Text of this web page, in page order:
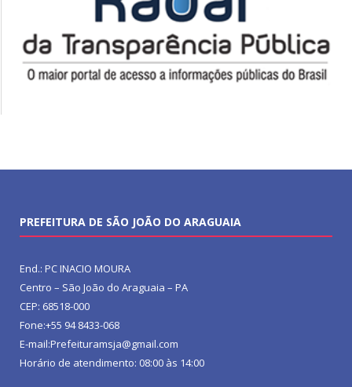
PREFEITURA DE SÃO JOÃO DO ARAGUAIA
End.: PC INACIO MOURA
Centro – São João do Araguaia – PA
CEP: 68518-000
Fone:+55 94 8433-068
E-mail:Prefeituramsja@gmail.com
Horário de atendimento: 08:00 às 14:00